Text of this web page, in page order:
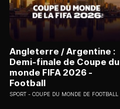
Angleterre / Argentine :
Demi-finale de Coupe du
monde FIFA 2026 -
Football
SPORT COUPE DU MONDE DE FOOTBALL